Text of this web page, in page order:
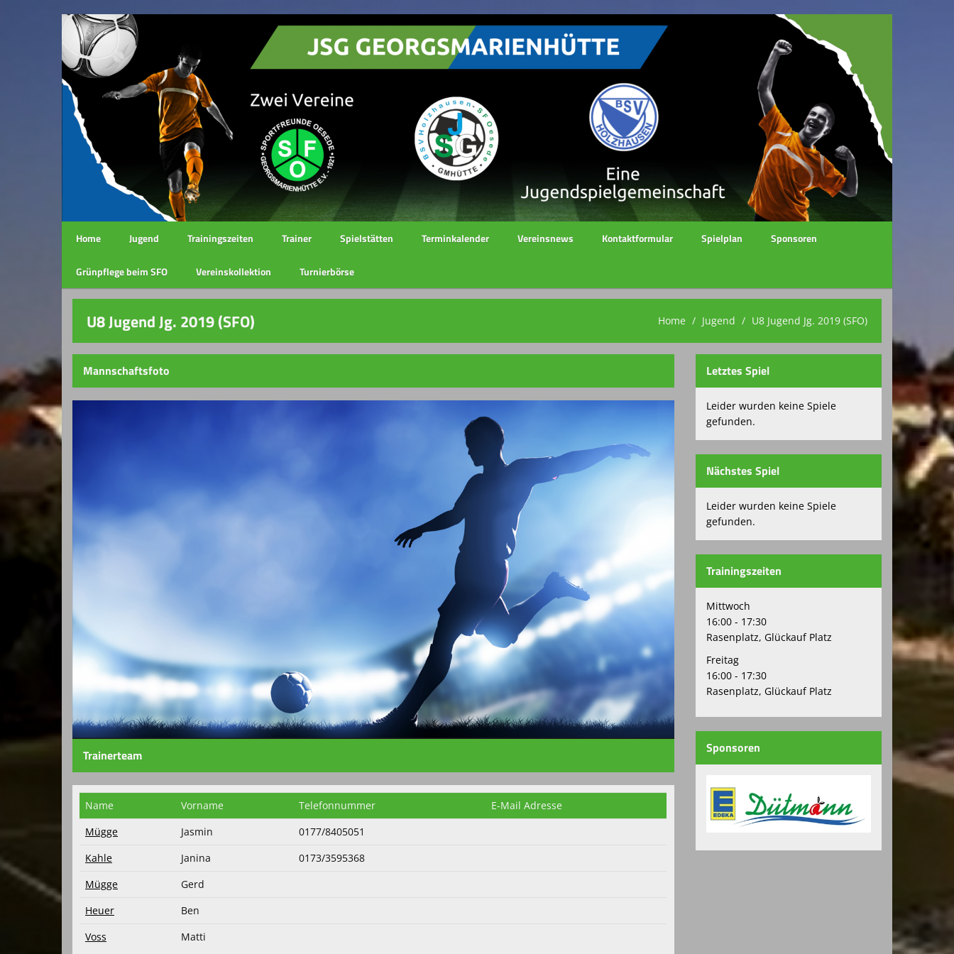
Home Jugend Trainingszeiten Trainer Spielstätten Terminkalender Vereinsnews Kontaktformular Spielplan Sponsoren
Grünpflege beim SFO Vereinskollektion Turnierbörse
U8 Jugend Jg. 2019 (SFO) Home Jugend U8 Jugend Jg. 2019 (SFO)
Mannschaftsfoto
Trainerteam
Name Vorname Telefon​nummer
E-Mail Adresse
Mügge
Jasmin
0177/8405051
Kahle
Janina
0173/3595368
Mügge
Gerd
Heuer
Ben
Voss
Matti
Letztes Spiel
Leider wurden keine Spiele
gefunden.
Nächstes Spiel
Leider wurden keine Spiele
gefunden.
Trainingszeiten
Mittwoch
16:00 - 17:30
Rasenplatz, Glückauf Platz
Freitag
16:00 - 17:30
Rasenplatz, Glückauf Platz
Sponsoren